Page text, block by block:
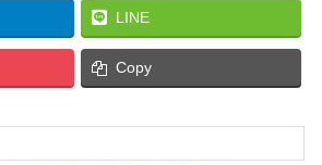
LINE
Copy